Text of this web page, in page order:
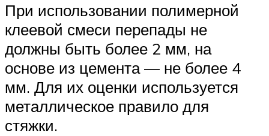
При использовании полимерной
клеевой смеси перепады не
должны быть более 2 мм, на
основе из цемента — не более 4
мм. Для их оценки используется
металлическое правило для
стяжки.